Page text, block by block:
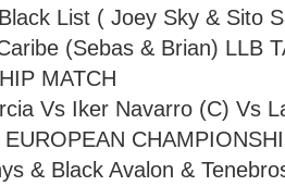
List ( Joey Sky & Sito
(Sebas & Brian) LLB
MATCH
Vs Iker Navarro (C) Vs
& Black Avalon &